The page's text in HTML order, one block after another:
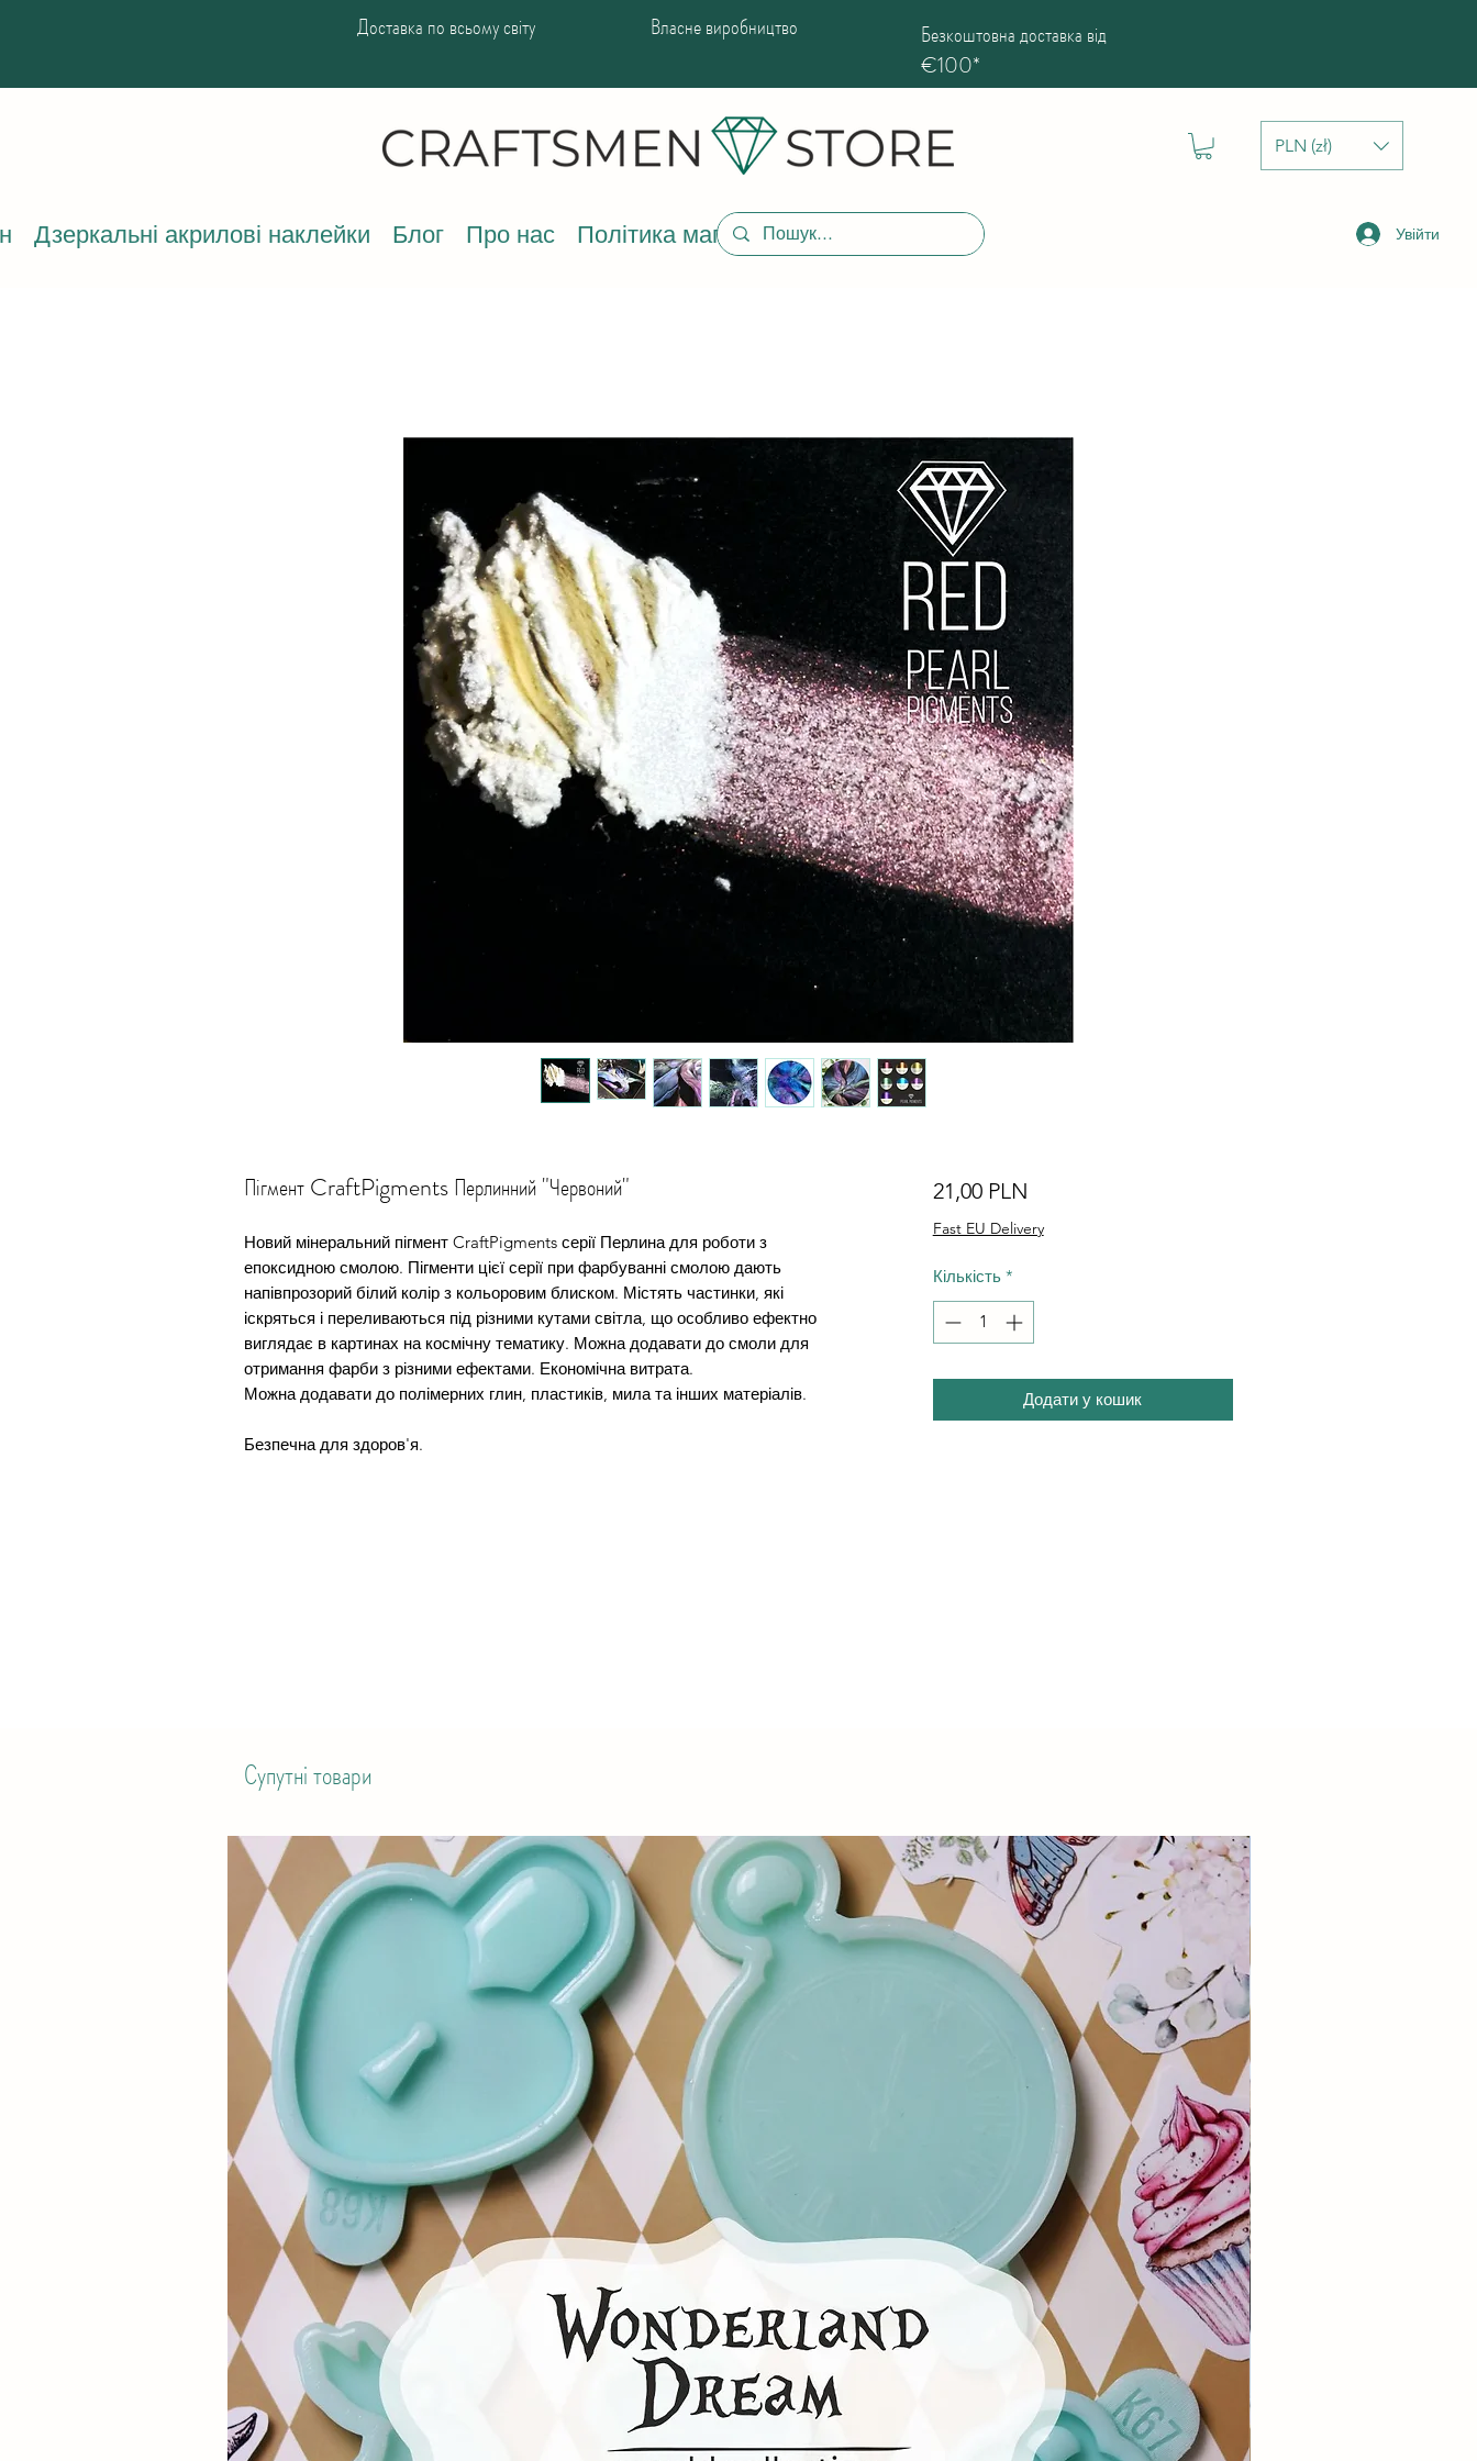
Доставка по всьому світу Власне виробництво
Безкоштовна доставка від
€100*
PLN (zł)
Дзеркальні акрилові наклейки Блог Про нас Політика магазину Увійти
Пігмент CraftPigments Перлинний "Червоний"
Новий мінеральний пігмент CraftPigments серії Перлина для роботи з
епоксидною смолою. Пігменти цієї серії при фарбуванні смолою дають
напівпрозорий білий колір з кольоровим блиском. Містять частинки, які
іскряться і переливаються під різними кутами світла, що особливо ефектно
виглядає в картинах на космічну тематику. Можна додавати до смоли для
отримання фарби з різними ефектами. Економічна витрата.
Можна додавати до полімерних глин, пластиків, мила та інших матеріалів.
Безпечна для здоров'я.
21,00 PLN
Fast EU Delivery
Кількість *
Додати у кошик
Супутні товари